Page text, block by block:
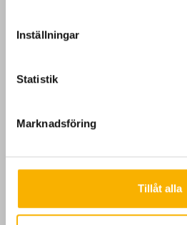
Inställningar
Statistik
Marknadsföring
Tillåt alla
Har ni lite mer tid över går det